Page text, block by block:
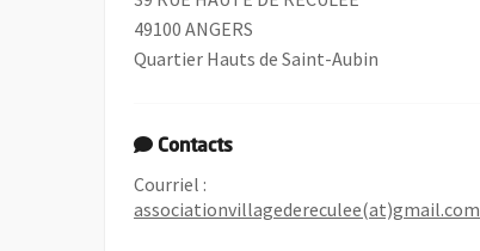
49100 ANGERS
Quartier Hauts de Saint-Aubin
Contacts
Courriel :
associationvillagedereculee(at)gmail.com